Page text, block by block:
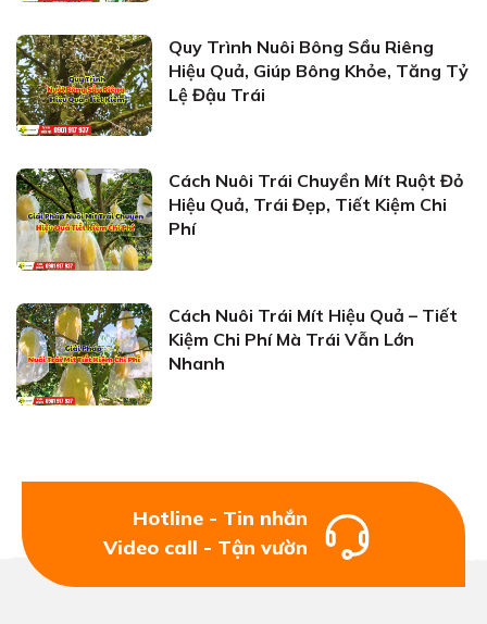
Quy Trình Nuôi Bông Sầu Riêng
Hiệu Quả, Giúp Bông Khỏe, Tăng Tỷ
Lệ Đậu Trái
Cách Nuôi Trái Chuyền Mít Ruột Đỏ
Hiệu Quả, Trái Đẹp, Tiết Kiệm Chi
Phí
Cách Nuôi Trái Mít Hiệu Quả – Tiết
Kiệm Chi Phí Mà Trái Vẫn Lớn
Nhanh
Hotline - Tin nhắn
Video call - Tận vườn